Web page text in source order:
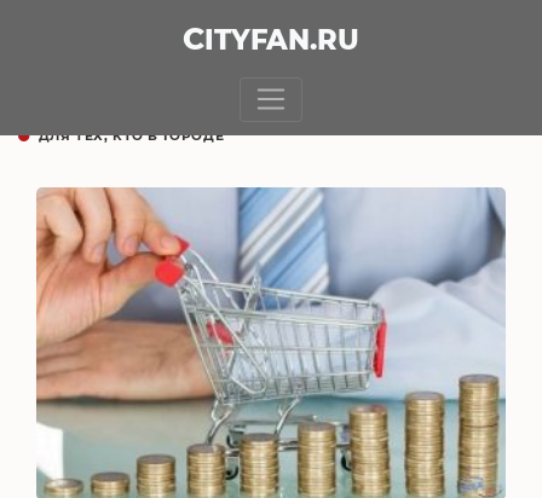
CITYFAN.RU
ДЛЯ ТЕХ, КТО В ГОРОДЕ